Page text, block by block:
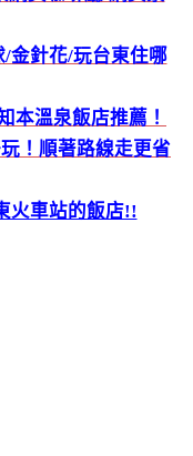
金針花/玩台東住哪
本溫泉飯店推薦！
！順著路線走更省
火車站的飯店!!